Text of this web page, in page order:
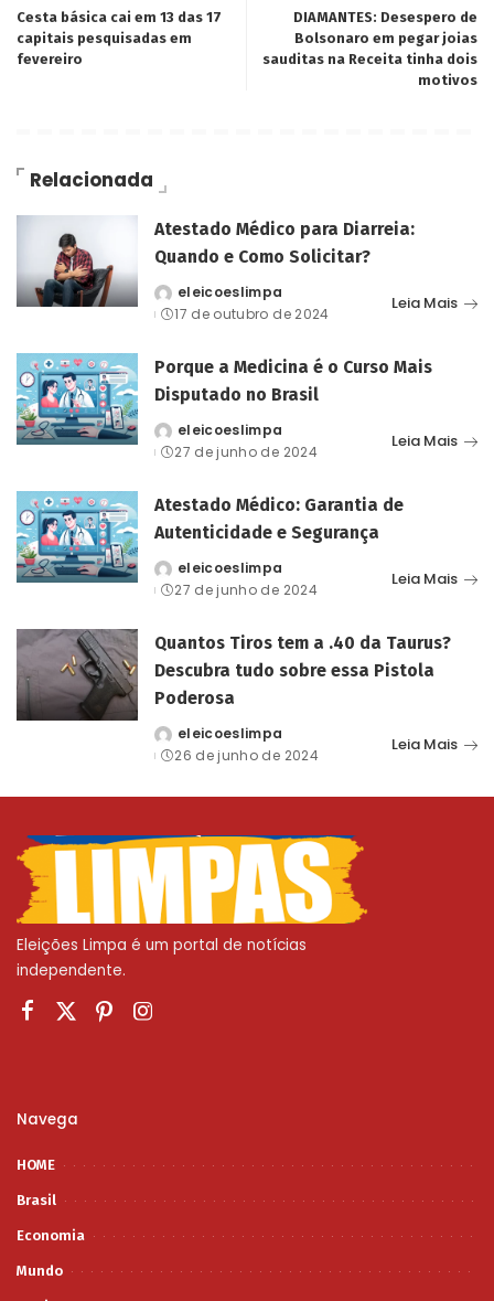
Cesta básica cai em 13 das 17
capitais pesquisadas em
fevereiro
DIAMANTES: Desespero de
Bolsonaro em pegar joias
sauditas na Receita tinha dois
motivos
Relacionada
Atestado Médico para Diarreia:
Quando e Como Solicitar?
Posted
by
eleicoeslimpa
17 de outubro de 2024
Leia Mais
Porque a Medicina é o Curso Mais
Disputado no Brasil
Posted
by
eleicoeslimpa
27 de junho de 2024
Leia Mais
Atestado Médico: Garantia de
Autenticidade e Segurança
Posted
by
eleicoeslimpa
27 de junho de 2024
Leia Mais
Quantos Tiros tem a .40 da Taurus?
Descubra tudo sobre essa Pistola
Poderosa
Posted
by
eleicoeslimpa
26 de junho de 2024
Leia Mais
Eleições Limpa é um portal de notícias
independente.
Navega
HOME
Brasil
Economia
Mundo